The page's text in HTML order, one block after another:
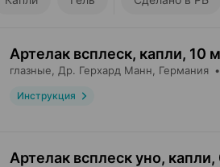
Артелак всплеск, капли, 10
глазные, Др. Герхард Манн , Германия •
Инструкция
Артелак всплеск уно, капли,